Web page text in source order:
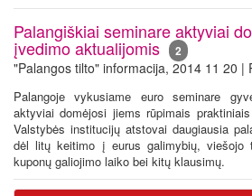
Palangiškiai seminare aktyviai
įvedimo aktualijomis 2
"Palangos tilto" informacija, 2014 11 20 |
Palangoje vykusiame euro seminare
aktyviai domėjosi jiems rūpimais
Valstybės institucijų atstovai daugiausia
dėl litų keitimo į eurus galimybių, viešojo
kuponų galiojimo laiko bei kitų klausimų.